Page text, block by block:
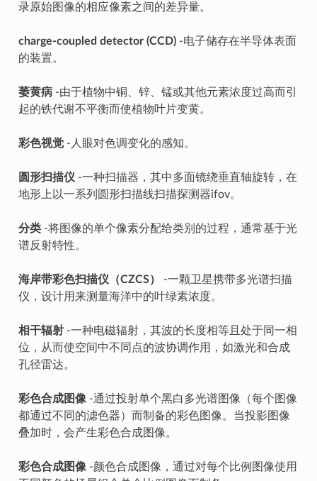
录原始图像的相应像素之间的差异量。
charge-coupled detector (CCD)-电子储存在半导体表面
的装置。
萎黄病-由于植物中铜、锌、锰或其他元素浓度过高而引
起的铁代谢不平衡而使植物叶片变黄。
彩色视觉-人眼对色调变化的感知。
圆形扫描仪 -一种扫描器，其中多面镜绕垂直轴旋转，在
地形上以一系列圆形扫描线扫描探测器ifov。
分类-将图像的单个像素分配给类别的过程，通常基于光
谱反射特性。
海岸带彩色扫描仪（CZCS）
-一颗卫星携带多光谱扫描
仪，设计用来测量海洋中的叶绿素浓度。
相干辐射-一种电磁辐射，其波的长度相等且处于同一相
位，从而使空间中不同点的波协调作用，如激光和合成
孔径雷达。
彩色合成图像 -通过投射单个黑白多光谱图像（每个图像
都通过不同的滤色器）而制备的彩色图像。当投影图像
叠加时，会产生彩色合成图像。
彩色合成图像 -颜色合成图像，通过对每个比例图像使用